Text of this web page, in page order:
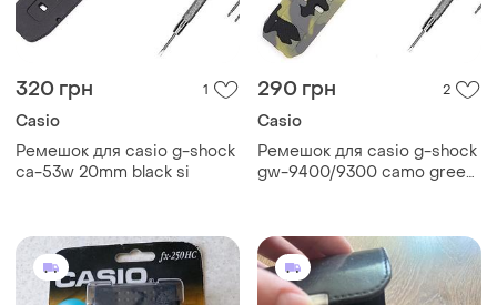
320 грн 1
Casio
Ремешок для casio g-shock
ca-53w 20mm black si
290 грн 2
Casio
Ремешок для casio g-shock
gw-9400/9300 camo green